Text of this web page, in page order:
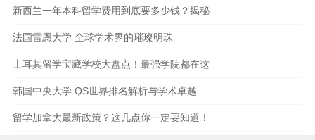
新西兰一年本科留学费用到底要多少钱？揭秘
法国雷恩大学 全球学术界的璀璨明珠
土耳其留学宝藏学校大盘点！最强学院都在这
韩国中央大学 QS世界排名解析与学术卓越
留学加拿大最新政策？这几点你一定要知道！